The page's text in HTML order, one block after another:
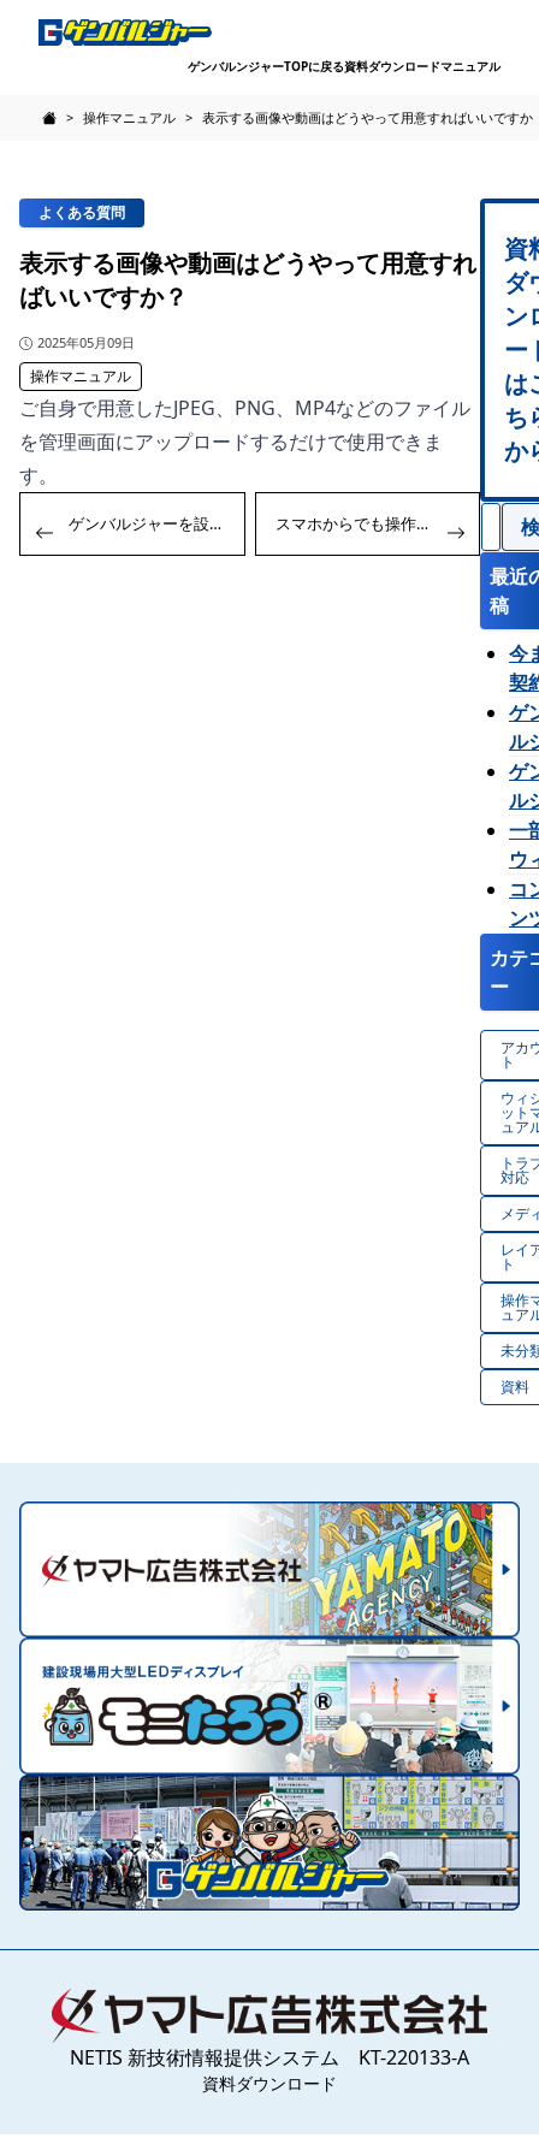
ゲンバルンジャーTOPに戻る資料ダウンロードマニュアル
> 操作マニュアル > 表示する画像や動画はどうやって用意すればいいですか
よくある質問
表示する画像や動画はどうやって用意すれ
ばいいですか？
公開日
2025年05月09日
操作マニュアル
ご自身で用意したJPEG、PNG、MP4などのファイル
を管理画面にアップロードするだけで使用できま
す。
稿
ナ
Previous:
ゲンバルジャーを設置するのに専門知識は必要ですか？ Next:
スマホからでも操作できますか？
資
ダ
ン
ー
は
ち
か
検
索
最近
稿
今
契
て
が
台
増
た
ゲ
ル
ー
面
示
た
え
し
す
ゲ
ル
ー
グ
パ
ー
分
な
た
う
ば
で
か
一
ウ
ェ
が
な
は
か
コ
ン
プ
ュ
表
れ
ん
う
ら
で
か
カテ
ー
アカ
ト
ウィ
ット
ュア
トラ
対応
メデ
レイ
ト
操作
ュア
未分
資料
NETIS 新技術情報提供システム KT-220133-A
資料ダウンロード